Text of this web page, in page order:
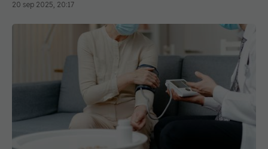
COVID, încă un efect negativ. Duce la
hipertensiune arterială și boli cardiovasculare
04 sep 2023, 09:32